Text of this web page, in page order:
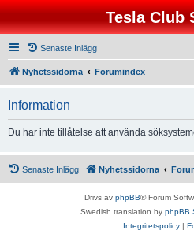
Tesla Club
Senaste Inlägg
Nyhetssidorna Forumindex
Information
Du har inte tillåtelse att använda
Senaste Inlägg Nyhetssidorna
Drivs av phpBB® Forum
Swedish translation by phpBB
Integritetspolicy |